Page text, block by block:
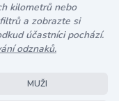
kilometrů nebo
a zobrazte si
účastníci pochází.
odznaků.
MUŽI